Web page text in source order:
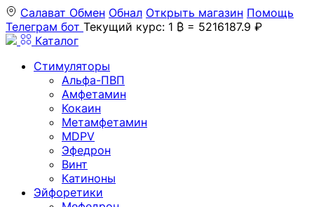
Салават Обмен Обнал Открыть магазин Помощь
Телеграм бот Текущий курс: 1 ₿ = 5216187.9 ₽
Каталог
Стимуляторы
Альфа-ПВП
Амфетамин
Кокаин
Метамфетамин
MDPV
Эфедрон
Винт
Катиноны
Эйфоретики